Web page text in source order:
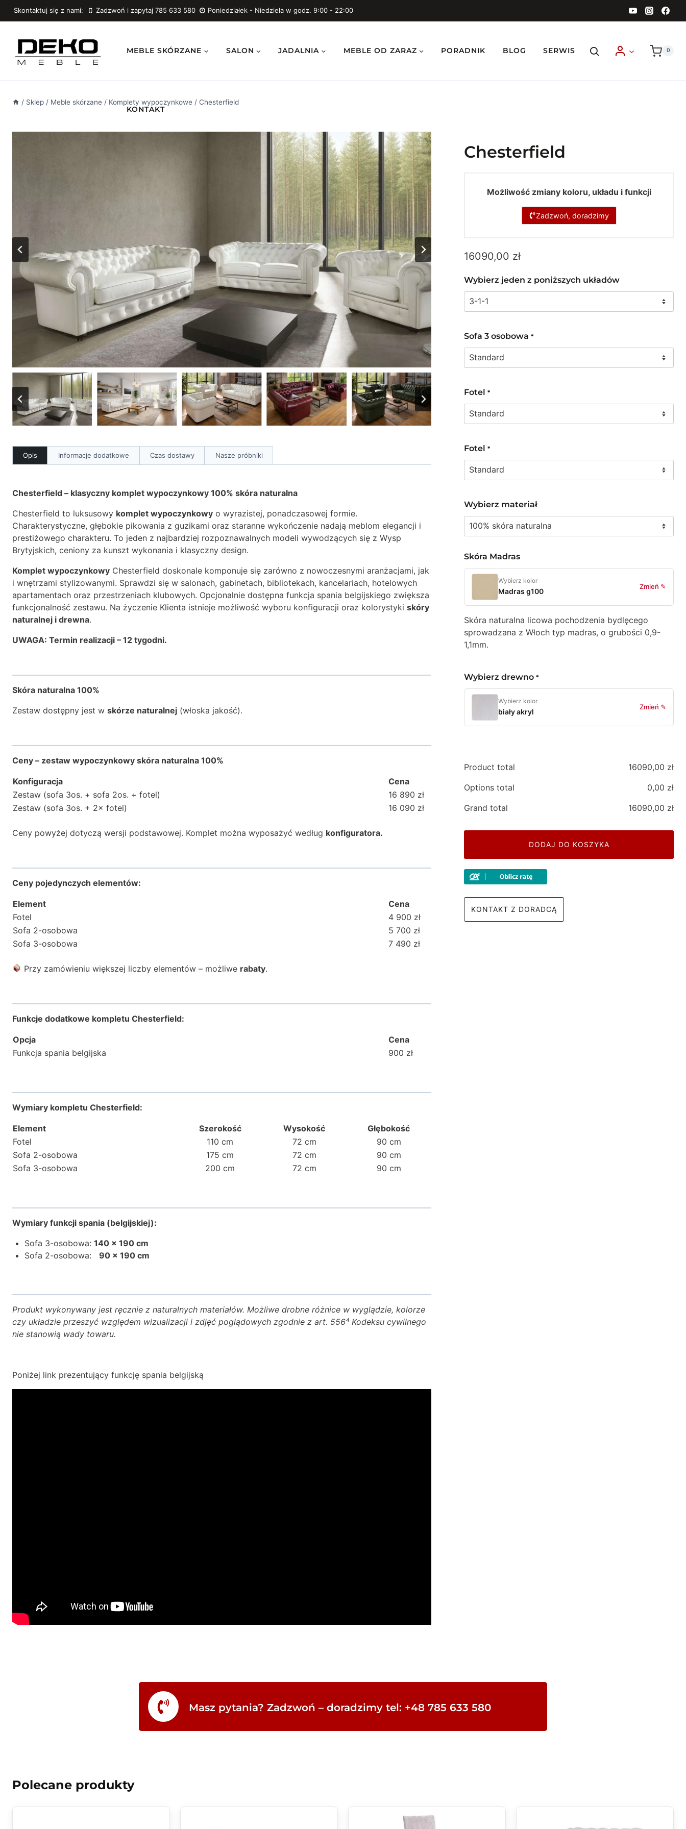
PrzejdźSkontaktuj się z nami: Zadzwoń i zapytaj 785 633 580 Poniedziałek - Niedziela w godz. 9:00 - 22:00
MEBLE SKÓRZANE SALON JADALNIA MEBLE OD ZARAZ PORADNIK BLOG SERWIS
KONTAKT
0
/ Sklep / Meble skórzane / Komplety wypoczynkowe / Chesterfield
Opis Informacje dodatkowe Czas dostawy Nasze próbniki
Chesterfield – klasyczny komplet wypoczynkowy 100% skóra naturalna
Chesterfield to luksusowy komplet wypoczynkowy o wyrazistej, ponadczasowej formie.
Charakterystyczne, głębokie pikowania z guzikami oraz staranne wykończenie nadają meblom elegancji i
prestiżowego charakteru. To jeden z najbardziej rozpoznawalnych modeli wywodzących się z Wysp
Brytyjskich, ceniony za kunszt wykonania i klasyczny design.
Komplet wypoczynkowy Chesterfield doskonale komponuje się zarówno z nowoczesnymi aranżacjami, jak
i wnętrzami stylizowanymi. Sprawdzi się w salonach, gabinetach, bibliotekach, kancelariach, hotelowych
apartamentach oraz przestrzeniach klubowych. Opcjonalnie dostępna funkcja spania belgijskiego zwiększa
funkcjonalność zestawu. Na życzenie Klienta istnieje możliwość wyboru konfiguracji oraz kolorystyki skóry
naturalnej i drewna.
UWAGA: Termin realizacji – 12 tygodni.
Skóra naturalna 100%
Zestaw dostępny jest w skórze naturalnej (włoska jakość).
Ceny – zestaw wypoczynkowy skóra naturalna 100%
Konfiguracja
Cena
Zestaw (sofa 3os. + sofa 2os. + fotel)
16 890 zł
Zestaw (sofa 3os. + 2× fotel)
16 090 zł
Ceny powyżej dotyczą wersji podstawowej. Komplet można wyposażyć według konfiguratora.
Ceny pojedynczych elementów:
Element
Cena
Fotel
4 900 zł
Sofa 2-osobowa
5 700 zł
Sofa 3-osobowa
7 490 zł
Przy zamówieniu większej liczby elementów – możliwe rabaty.
Funkcje dodatkowe kompletu Chesterfield:
Opcja
Cena
Funkcja spania belgijska
900 zł
Wymiary kompletu Chesterfield:
Element Szerokość Wysokość
Głębokość
Fotel
110 cm 72 cm
90 cm
Sofa 2-osobowa
175 cm 72 cm
90 cm
Sofa 3-osobowa
200 cm 72 cm 90 cm
Wymiary funkcji spania (belgijskiej):
Sofa 3-osobowa: 140 × 190 cm
Sofa 2-osobowa: 90 × 190 cm
Produkt wykonywany jest ręcznie z naturalnych materiałów. Możliwe drobne różnice w wyglądzie, kolorze
czy układzie przeszyć względem wizualizacji i zdjęć poglądowych zgodnie z art. 556⁴ Kodeksu cywilnego
nie stanowią wady towaru.
Poniżej link prezentujący funkcję spania belgijską
Chesterfield
Możliwość zmiany koloru, układu i funkcji
Zadzwoń, doradzimy
16090,00 zł
Wybierz jeden z poniższych układów
Sofa 3 osobowa *
Fotel *
Fotel *
Wybierz materiał
Skóra Madras
Wybierz kolor
Madras g100
Zmień ✎
Skóra naturalna licowa pochodzenia bydlęcego
sprowadzana z Włoch typ madras, o grubości 0,9-
1,1mm.
Wybierz drewno *
Wybierz kolor
biały akryl
Zmień ✎
Product total 16090,00 zł
Options total
0,00 zł
Grand total
16090,00 zł
DODAJ DO KOSZYKA
KONTAKT Z DORADCĄ
Masz pytania? Zadzwoń – doradzimy tel: +48 785 633 580
Polecane produkty